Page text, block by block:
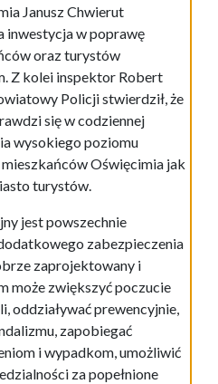
Janusz Chwierut
inwestycja w poprawę
oraz turystów
Z kolei inspektor Robert
Policji stwierdził, że
się w codziennej
wysokiego poziomu
Oświęcimia jak
turystów.
jest powszechnie
zabezpieczenia
zaprojektowany i
może zwiększyć poczucie
oddziaływać prewencyjnie,
zapobiegać
i wypadkom, umożliwić
za popełnione